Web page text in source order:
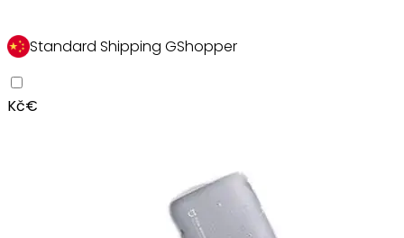
Standard Shipping GShopper
Kč€